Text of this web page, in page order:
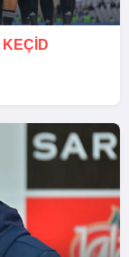
KEÇID